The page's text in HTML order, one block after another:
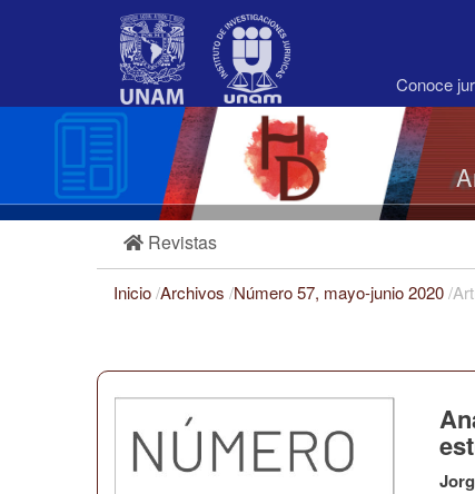
Barra
Conoce
Revistas
Inicio/Archivos /Número 57, mayo-junio 2020/